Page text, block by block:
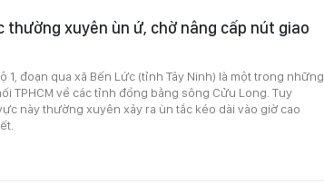
thường xuyên ùn ứ, chờ nâng cấp nút giao
1, đoạn qua xã Bến Lức (tỉnh Tây Ninh) là một trong những
TPHCM về các tỉnh đồng bằng sông Cửu Long. Tuy
này thường xuyên xảy ra ùn tắc kéo dài vào giờ cao